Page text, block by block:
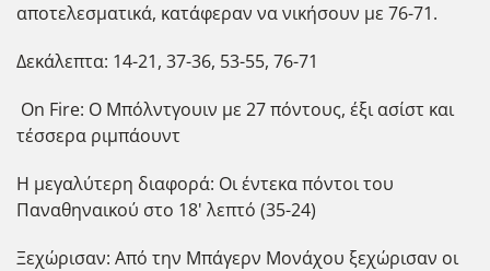
αποτελεσματικά, κατάφεραν να νικήσουν με 76-71.
Δεκάλεπτα: 14-21, 37-36, 53-55, 76-71
On Fire: Ο Μπόλντγουιν με 27 πόντους, έξι ασίστ και
τέσσερα ριμπάουντ
Η μεγαλύτερη διαφορά: Οι έντεκα πόντοι του
Παναθηναικού στο 18' λεπτό (35-24)
Ξεχώρισαν: Από την Μπάγερν Μονάχου ξεχώρισαν οι